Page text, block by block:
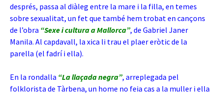
després, passa al diàleg entre la mare i la filla, en temes
sobre sexualitat, un fet que també hem trobat en cançons
de l’obra “Sexe i cultura a Mallorca”, de Gabriel Janer
Manila. Al capdavall, la xica li trau el plaer eròtic de la
parella (el fadrí i ella).
En la rondalla “La llaçada negra”, arreplegada pel
folklorista de Tàrbena, un home no feia cas a la muller i ella